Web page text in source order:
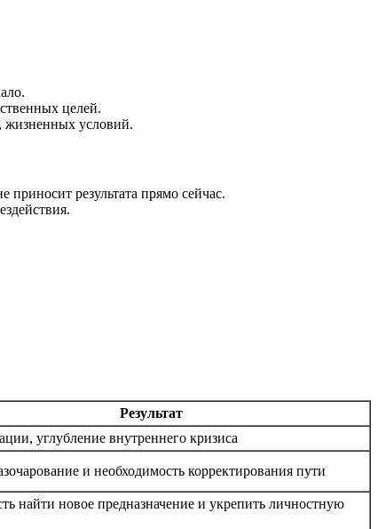
целей.
жизненных условий.
приносит результата прямо сейчас.
Результат
углубление внутреннего кризиса
и необходимость корректирования пути
найти новое предназначение и укрепить личностную